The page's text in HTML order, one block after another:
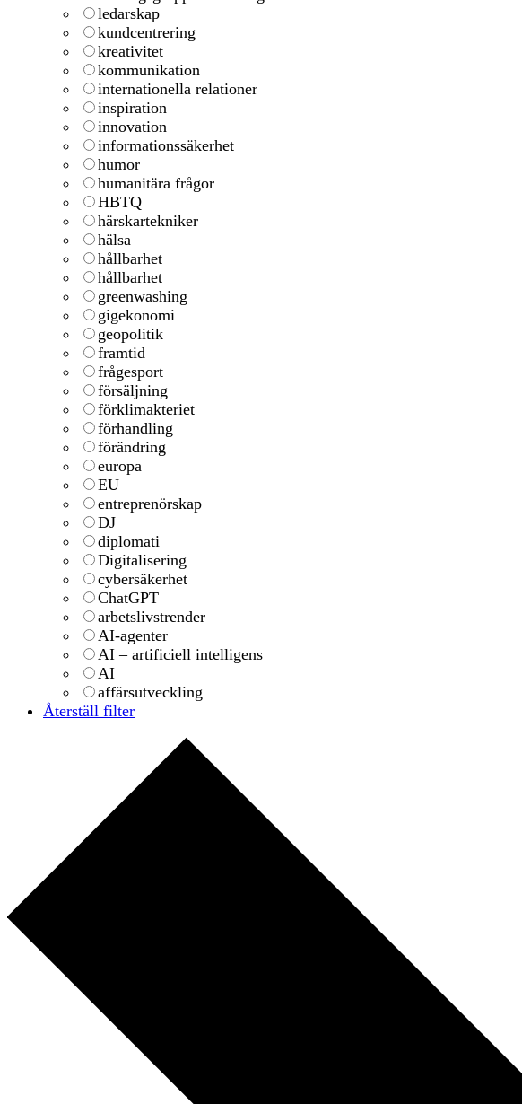
ledarskap
kundcentrering
kreativitet
kommunikation
internationella relationer
inspiration
innovation
informationssäkerhet
humor
humanitära frågor
HBTQ
härskartekniker
hälsa
hållbarhet
hållbarhet
greenwashing
gigekonomi
geopolitik
framtid
frågesport
försäljning
förklimakteriet
förhandling
förändring
europa
EU
entreprenörskap
DJ
diplomati
Digitalisering
cybersäkerhet
ChatGPT
arbetslivstrender
AI-agenter
AI – artificiell intelligens
AI
affärsutveckling
Återställ filter